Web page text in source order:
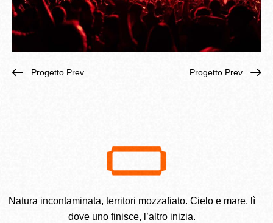
Progetto Prev Progetto Prev
Natura incontaminata, territori mozzafiato. Cielo e mare, lì
dove uno finisce, l’altro inizia.